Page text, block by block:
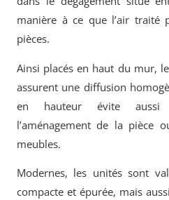
manière à ce que l’air traité
pièces.
Ainsi placés en haut du mur,
assurent une diffusion
en hauteur évite aussi
l’aménagement de la pièce
meubles.
Modernes, les unités sont
compacte et épurée, mais